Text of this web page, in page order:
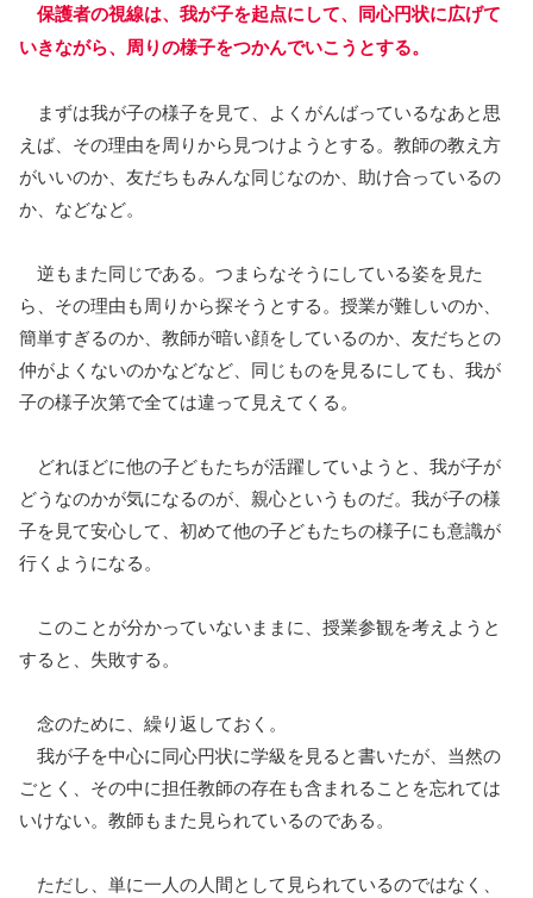
保護者の視線は、我が子を起点にして、同心円状に広げて
いきながら、周りの様子をつかんでいこうとする。
まずは我が子の様子を見て、よくがんばっているなあと思
えば、その理由を周りから見つけようとする。教師の教え方
がいいのか、友だちもみんな同じなのか、助け合っているの
か、などなど。
逆もまた同じである。つまらなそうにしている姿を見た
ら、その理由も周りから探そうとする。授業が難しいのか、
簡単すぎるのか、教師が暗い顔をしているのか、友だちとの
仲がよくないのかなどなど、同じものを見るにしても、我が
子の様子次第で全ては違って見えてくる。
どれほどに他の子どもたちが活躍していようと、我が子が
どうなのかが気になるのが、親心というものだ。我が子の様
子を見て安心して、初めて他の子どもたちの様子にも意識が
行くようになる。
このことが分かっていないままに、授業参観を考えようと
すると、失敗する。
念のために、繰り返しておく。
我が子を中心に同心円状に学級を見ると書いたが、当然の
ごとく、その中に担任教師の存在も含まれることを忘れては
いけない。教師もまた見られているのである。
ただし、単に一人の人間として見られているのではなく、